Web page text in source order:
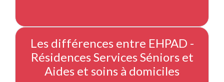
Les différences entre EHPAD -
Résidences Services Séniors et
Aides et soins à domiciles